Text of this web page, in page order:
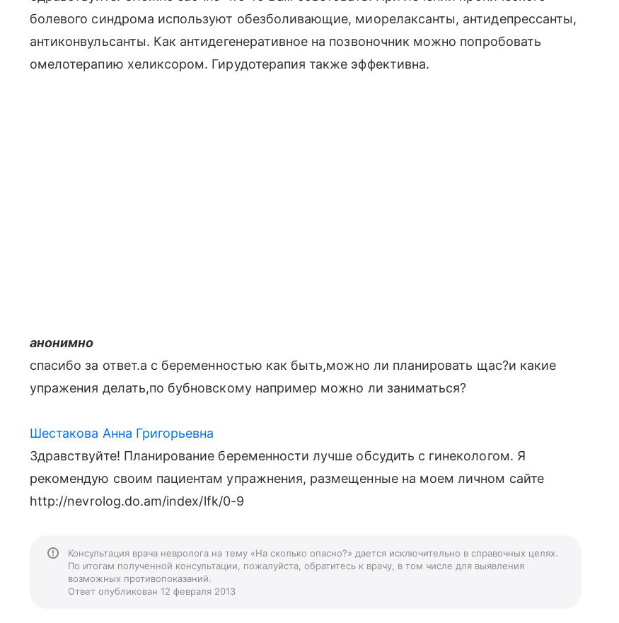
болевого синдрома используют обезболивающие, миорелаксанты, антидепрессанты,
антиконвульсанты. Как антидегенеративное на позвоночник можно попробовать
омелотерапию хеликсором. Гирудотерапия также эффективна.
анонимно
спасибо за ответ.а с беременностью как быть,можно ли планировать щас?и какие
упражения делать,по бубновскому например можно ли заниматься?
Шестакова Анна Григорьевна
Здравствуйте! Планирование беременности лучше обсудить с гинекологом. Я
рекомендую своим пациентам упражнения, размещенные на моем личном сайте
http://nevrolog.do.am/index/lfk/0-9
Консультация врача невролога на тему «На сколько опасно?» дается исключительно в справочных целях.
По итогам полученной консультации, пожалуйста, обратитесь к врачу, в том числе для выявления
возможных противопоказаний.
Ответ опубликован 12 февраля 2013